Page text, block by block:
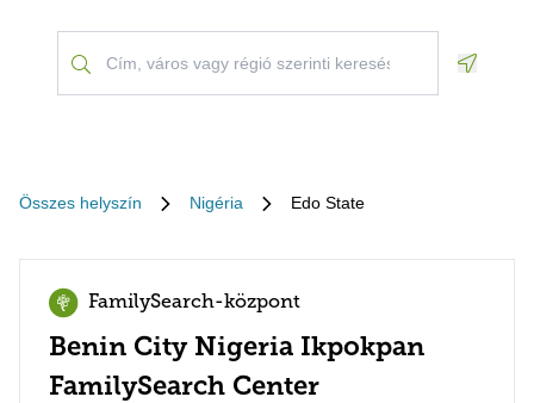
Összes helyszín Nigéria Edo State
FamilySearch-központ
Benin City Nigeria Ikpokpan
FamilySearch Center